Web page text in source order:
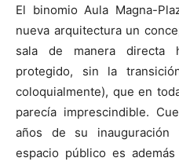
El binomio Aula Magna-
nueva arquitectura un
sala de manera directa
protegido, sin la
coloquialmente), que en
parecía imprescindible.
años de su inauguración
espacio público es